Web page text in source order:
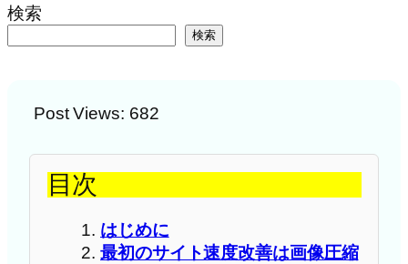
検索
検索
Post Views: 682
目次
はじめに
最初のサイト速度改善は画像圧縮